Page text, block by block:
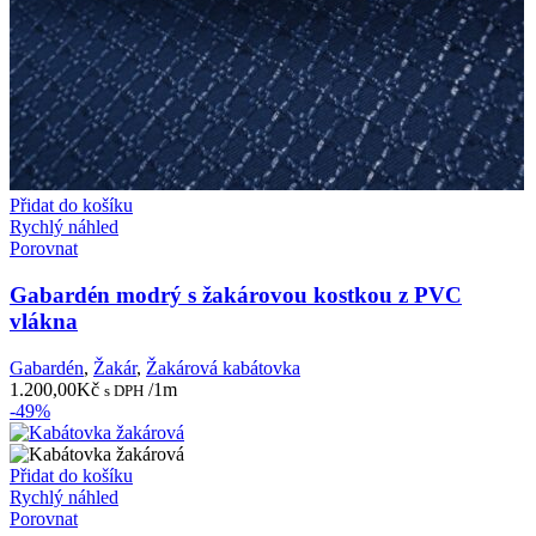
Přidat do košíku
Rychlý náhled
Porovnat
Gabardén modrý s žakárovou kostkou z PVC
vlákna
Gabardén, Žakár, Žakárová kabátovka
1.200,00Kč s DPH /1m
-49%
Přidat do košíku
Rychlý náhled
Porovnat